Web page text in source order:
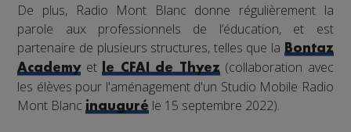
De plus, Radio Mont Blanc donne régulièrement la
parole aux professionnels de l’éducation, et est
partenaire de plusieurs structures, telles que la
Bontaz
Academyet le CFAI de Thyez(collaboration avec
les élèves pour l'aménagement d'un Studio Mobile Radio
Mont Blancinauguré le 15 septembre 2022).